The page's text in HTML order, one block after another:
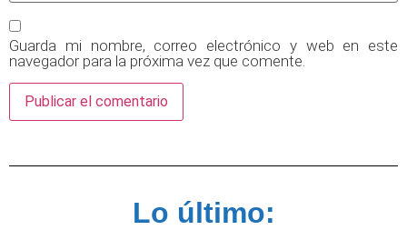
Guarda mi nombre, correo electrónico y web en este
navegador para la próxima vez que comente.
Lo último: